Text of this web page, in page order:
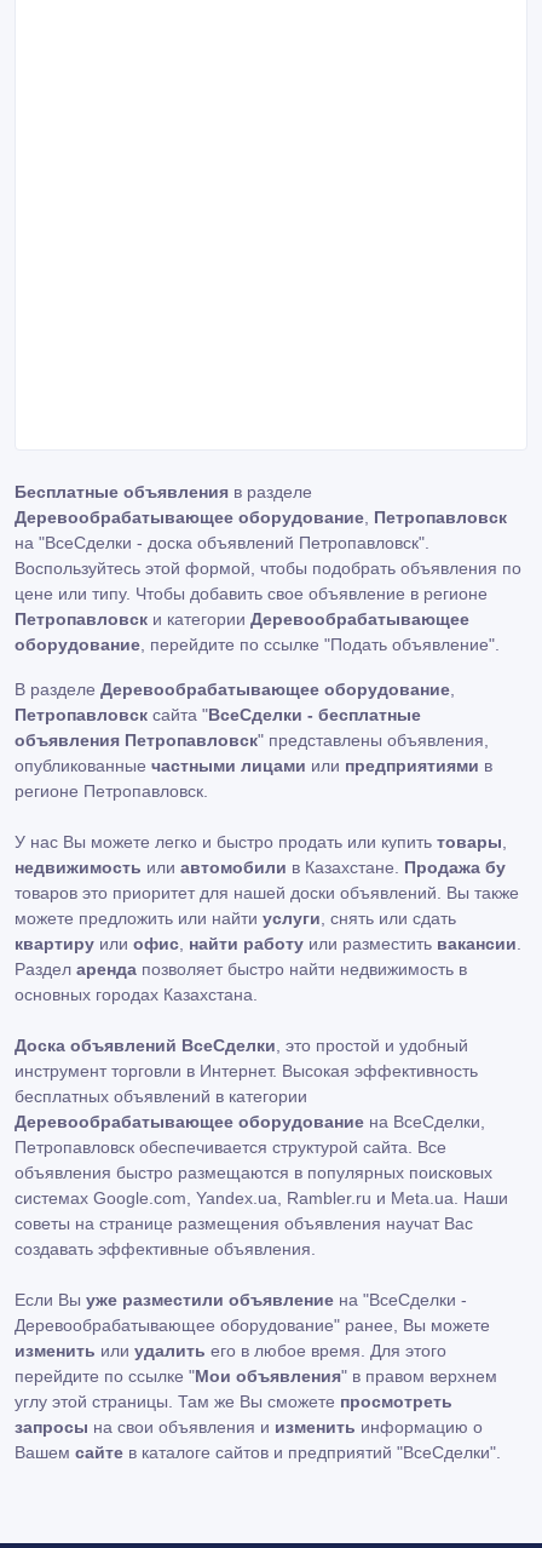
Бесплатные объявления в разделе
Деревообрабатывающее оборудование Петропавловск
на "ВсеСделки - доска объявлений Петропавловск".
Воспользуйтесь этой формой, чтобы подобрать объявления по
цене или типу. Чтобы добавить свое объявление в регионе
Петропавловск и категории Деревообрабатывающее
оборудование , перейдите по ссылке "Подать объявление"
В разделе Деревообрабатывающее оборудование
Петропавловск сайта "ВсеСделки - бесплатные
объявления Петропавловск" представлены объявления,
опубликованные частными лицами или предприятиями в
регионе Петропавловск.
У нас Вы можете легко и быстро продать или купить товары
недвижимость или автомобили в Казахстане. Продажа бу
товаров это приоритет для нашей доски объявлений. Вы также
можете предложить или найти услуги , снять или сдать
квартиру или офис найти работу или разместить вакансии
Раздел аренда позволяет быстро найти недвижимость в
основных городах Казахстана.
Доска объявлений ВсеСделки , это простой и удобный
инструмент торговли в Интернет. Высокая эффективность
бесплатных объявлений в категории
Деревообрабатывающее оборудование на ВсеСделки,
Петропавловск обеспечивается структурой сайта. Все
объявления быстро размещаются в популярных поисковых
системах Google.com, Yandex.ua, Rambler.ru и Meta.ua. Наши
советы на странице размещения объявления научат Вас
создавать эффективные объявления.
Если Вы уже разместили объявление на "ВсеСделки -
Деревообрабатывающее оборудование" ранее, Вы можете
изменить или удалить его в любое время. Для этого
перейдите по ссылке "Мои объявления" в правом верхнем
углу этой страницы. Там же Вы сможете просмотреть
запросы на свои объявления и изменить информацию о
Вашем сайте в каталоге сайтов и предприятий "ВсеСделки".